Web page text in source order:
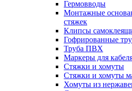
Гермовводы
Монтажные
стяжек
Клипсы
Гофрированные
Труба ПВХ
Маркеры для
Стяжки и хомуты
Стяжки и хомуты
Хомуты из